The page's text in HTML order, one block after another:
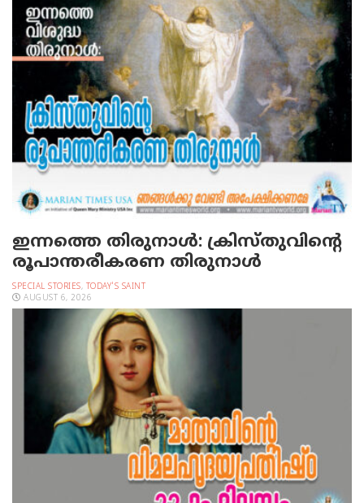
ഇന്നത്തെ തിരുനാള്‍: ക്രിസ്തുവിന്റെ
രൂപാന്തരീകരണ തിരുനാള്‍
SPECIAL STORIES, TODAY'S SAINT
AUGUST 6, 2026